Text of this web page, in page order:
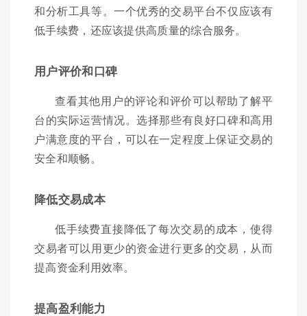
和分析工具等。一个优秀的交易平台不仅应该有
低手续费，还应该提供高质量的综合服务。
用户评价和口碑
查看其他用户的评论和评价可以帮助了解平
台的实际运营情况。选择那些有良好口碑和高用
户满意度的平台，可以在一定程度上保证交易的
安全和顺畅。
降低交易成本
低手续费直接降低了每次交易的成本，使得
交易者可以用更少的资金进行更多的交易，从而
提高资金利用效率。
提高盈利能力